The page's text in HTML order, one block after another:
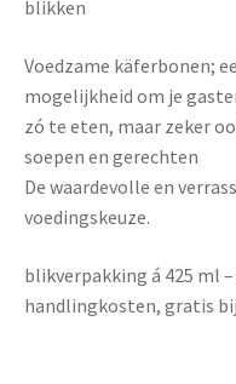
blikken
Voedzame käferbonen;
mogelijkheid om je
zó te eten, maar zeker
soepen en gerechten
De waardevolle en
voedingskeuze.
blikverpakking á 425 ml
handlingkosten, gratis